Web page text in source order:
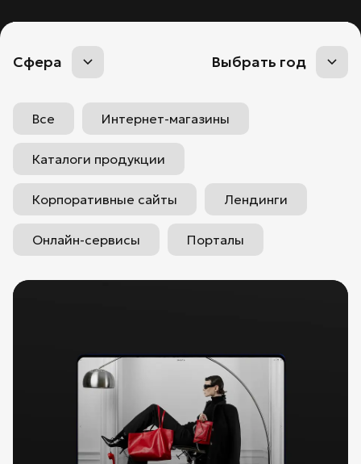
Обсудить проект
Все Интернет-магазины
Каталоги продукции
Корпоративные сайты Лендинги
Онлайн-сервисы Порталы
Сфера Выбрать год